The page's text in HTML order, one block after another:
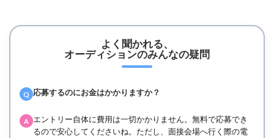
よく聞かれる、
オーディションのみんなの疑問
Q 応募するのにお金はかかりますか？
A
エントリー自体に費用は一切かかりません。無料で応募でき
るので安心してくださいね。ただし、面接会場へ行く際の電